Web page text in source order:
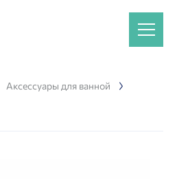
Аксессуары для ванной